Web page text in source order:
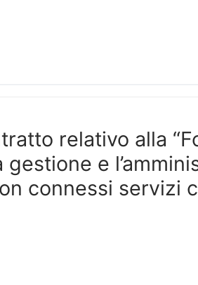
relativo alla
e
connessi servizi